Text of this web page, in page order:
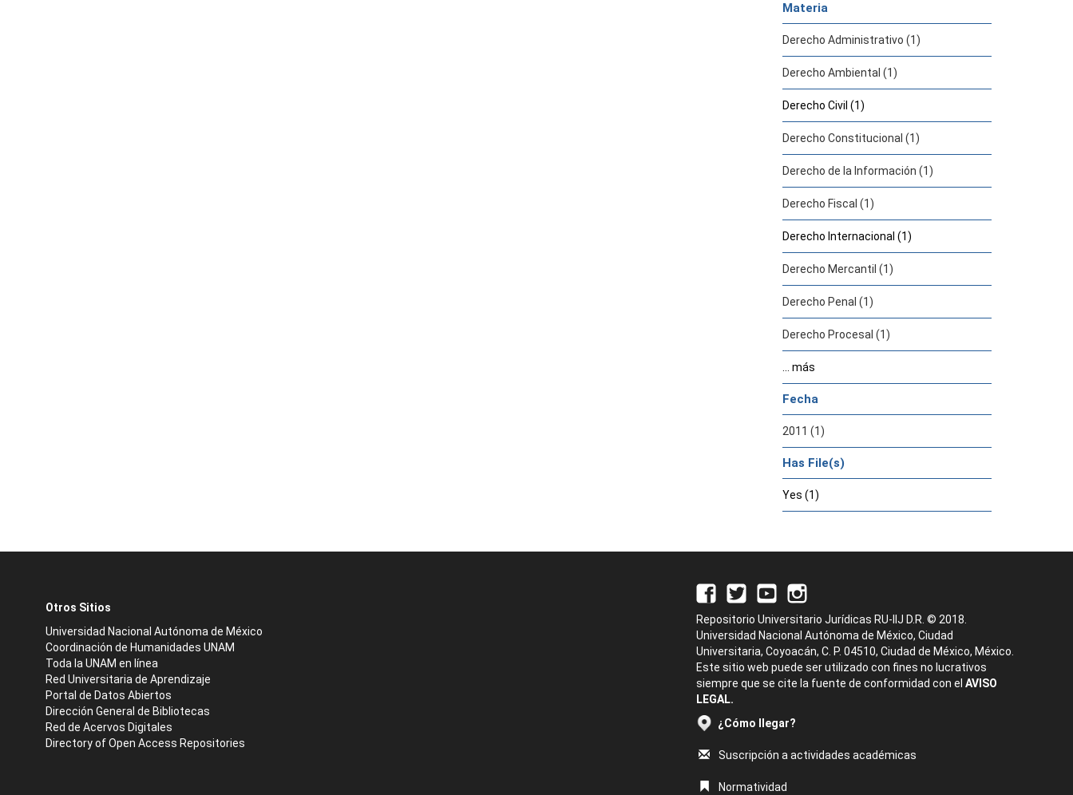
Materia
Derecho Administrativo (1)
Derecho Ambiental (1)
Derecho Civil (1)
Derecho Constitucional (1)
Derecho de la Información (1)
Derecho Fiscal (1)
Derecho Internacional (1)
Derecho Mercantil (1)
Derecho Penal (1)
Derecho Procesal (1)
... más
Fecha
2011 (1)
Has File(s)
Yes (1)
Otros Sitios
Universidad Nacional Autónoma de México
Coordinación de Humanidades UNAM
Toda la UNAM en línea
Red Universitaria de Aprendizaje
Portal de Datos Abiertos
Dirección General de Bibliotecas
Red de Acervos Digitales
Directory of Open Access Repositories
Repositorio Universitario Jurídicas RU-IIJ D.R. © 2018.
Universidad Nacional Autónoma de México, Ciudad
Universitaria, Coyoacán, C. P. 04510, Ciudad de México, México.
Este sitio web puede ser utilizado con fines no lucrativos
siempre que se cite la fuente de conformidad con el AVISO
LEGAL.
¿Cómo llegar?
Suscripción a actividades académicas
Normatividad